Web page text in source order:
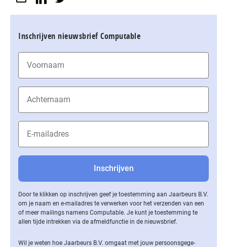
Inschrijven nieuwsbrief Computable
Door te klikken op inschrijven geef je toestemming aan Jaarbeurs B.V.
om je naam en e-mailadres te verwerken voor het verzenden van een
of meer mailings namens Computable. Je kunt je toestemming te
allen tijde intrekken via de af­meld­func­tie in de nieuwsbrief.
Wil je weten hoe Jaarbeurs B.V. omgaat met jouw per­soons­ge­ge­